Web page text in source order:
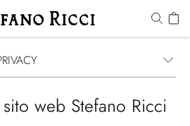
web Stefano Ricci